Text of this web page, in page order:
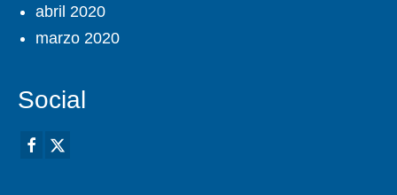
abril 2020
marzo 2020
Social